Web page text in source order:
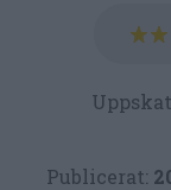
Publicerat: